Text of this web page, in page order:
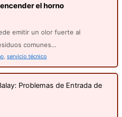
el horno
emitir un olor fuerte al
comunes…
servicio técnico